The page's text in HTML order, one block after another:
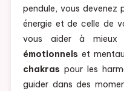
pendule, vous devenez
énergie et de celle de
vous aider à mieux
émotionnels et
chakras pour les
guider dans des